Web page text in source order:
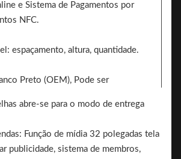
e Sistema de Pagamentos por
NFC.
espaçamento, altura, quantidade.
Preto (OEM), Pode ser
o adesivo para marca
abre-se para o modo de entrega
Função de mídia 32 polegadas tela
publicidade, sistema de membros,